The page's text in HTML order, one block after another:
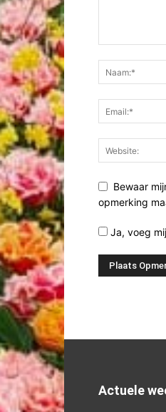
Bewaar
opmerking
Ja, voeg
Actuele